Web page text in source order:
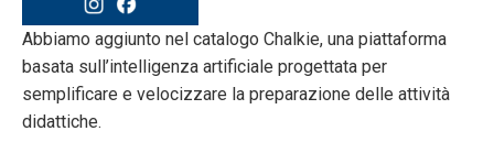
Abbiamo aggiunto nel catalogo Chalkie, una piattaforma
basata sull’intelligenza artificiale progettata per
semplificare e velocizzare la preparazione delle attività
didattiche.